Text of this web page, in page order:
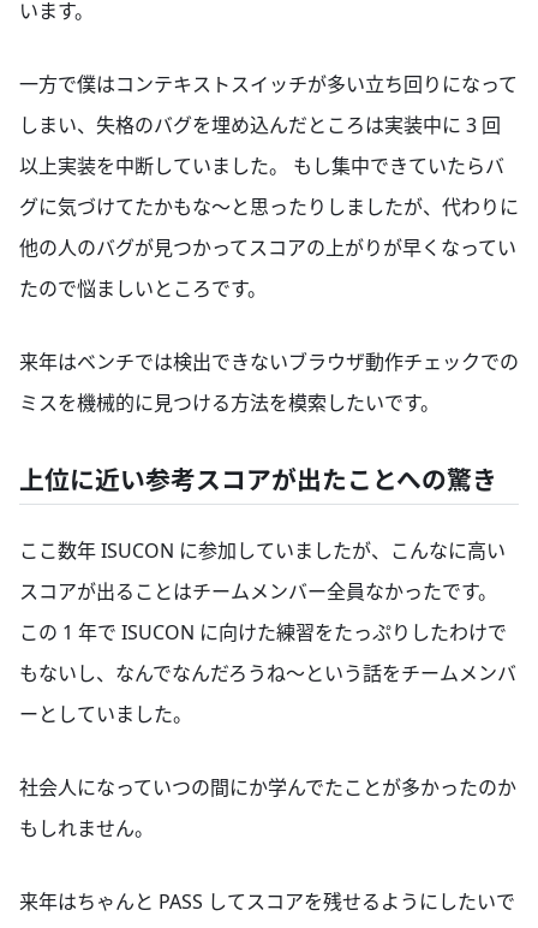
います。
一方で僕はコンテキストスイッチが多い立ち回りになって
しまい、失格のバグを埋め込んだところは実装中に 3 回
以上実装を中断していました。 もし集中できていたらバ
グに気づけてたかもな〜と思ったりしましたが、代わりに
他の人のバグが見つかってスコアの上がりが早くなってい
たので悩ましいところです。
来年はベンチでは検出できないブラウザ動作チェックでの
ミスを機械的に見つける方法を模索したいです。
上位に近い参考スコアが出たことへの驚き
ここ数年 ISUCON に参加していましたが、こんなに高い
スコアが出ることはチームメンバー全員なかったです。
この 1 年で ISUCON に向けた練習をたっぷりしたわけで
もないし、なんでなんだろうね〜という話をチームメンバ
ーとしていました。
社会人になっていつの間にか学んでたことが多かったのか
もしれません。
来年はちゃんと PASS してスコアを残せるようにしたいで